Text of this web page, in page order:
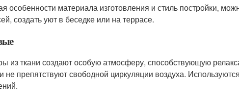
особенности материала изготовления и стиль постройки,
создать уют в беседке или на террасе.
из ткани создают особую атмосферу, способствующую
не препятствуют свободной циркуляции воздуха.